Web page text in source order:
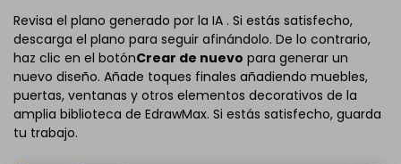
Revisa el plano generado por la IA . Si estás satisfecho,
descarga el plano para seguir afinándolo. De lo contrario,
haz clic en el botónCrear de nuevo para generar un
nuevo diseño. Añade toques finales añadiendo muebles,
puertas, ventanas y otros elementos decorativos de la
amplia biblioteca de EdrawMax. Si estás satisfecho, guarda
tu trabajo.